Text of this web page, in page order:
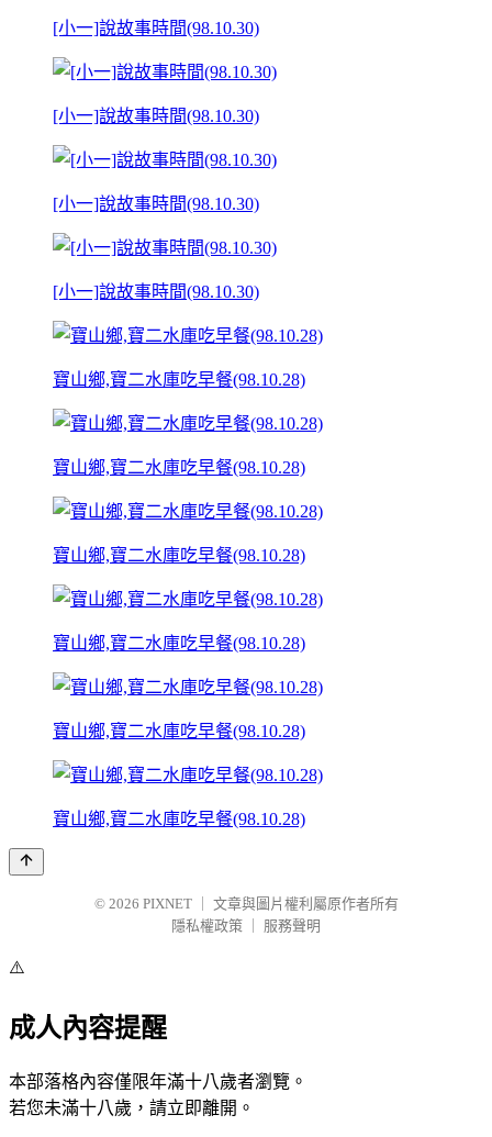
[小一]說故事時間(98.10.30)
[小一]說故事時間(98.10.30)
[小一]說故事時間(98.10.30)
[小一]說故事時間(98.10.30)
寶山鄉,寶二水庫吃早餐(98.10.28)
寶山鄉,寶二水庫吃早餐(98.10.28)
寶山鄉,寶二水庫吃早餐(98.10.28)
寶山鄉,寶二水庫吃早餐(98.10.28)
寶山鄉,寶二水庫吃早餐(98.10.28)
寶山鄉,寶二水庫吃早餐(98.10.28)
© 2026 PIXNET
文章與圖片權利屬原作者所有
隱私權政策
服務聲明
⚠️
成人內容提醒
本部落格內容僅限年滿十八歲者瀏覽。
若您未滿十八歲，請立即離開。